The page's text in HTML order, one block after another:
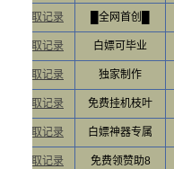
领取记录 █全网首创█
领取记录 白嫖可毕业
领取记录 独家制作
领取记录 免费挂机枝叶
领取记录 白嫖神器专属
领取记录 免费领赞助8